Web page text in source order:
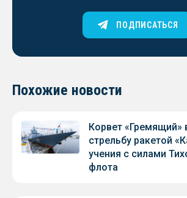
ПОДПИСАТЬСЯ
Похожие новости
Корвет «Гремящий»
стрельбу ракетой
учения с силами
флота